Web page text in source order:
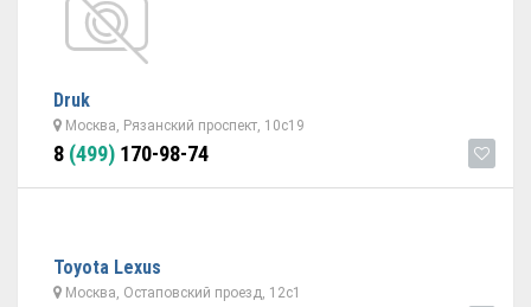
Druk
Москва, Рязанский проспект, 10с19
8 (499) 170-98-74
Toyota Lexus
Москва, Остаповский проезд, 12с1